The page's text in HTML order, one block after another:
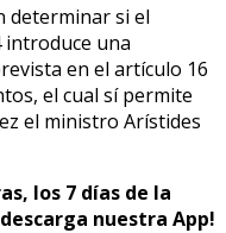
determinar si el
introduce una
en el artículo 16
el cual sí permite
el ministro Arístides
los 7 días de la
nuestra App!